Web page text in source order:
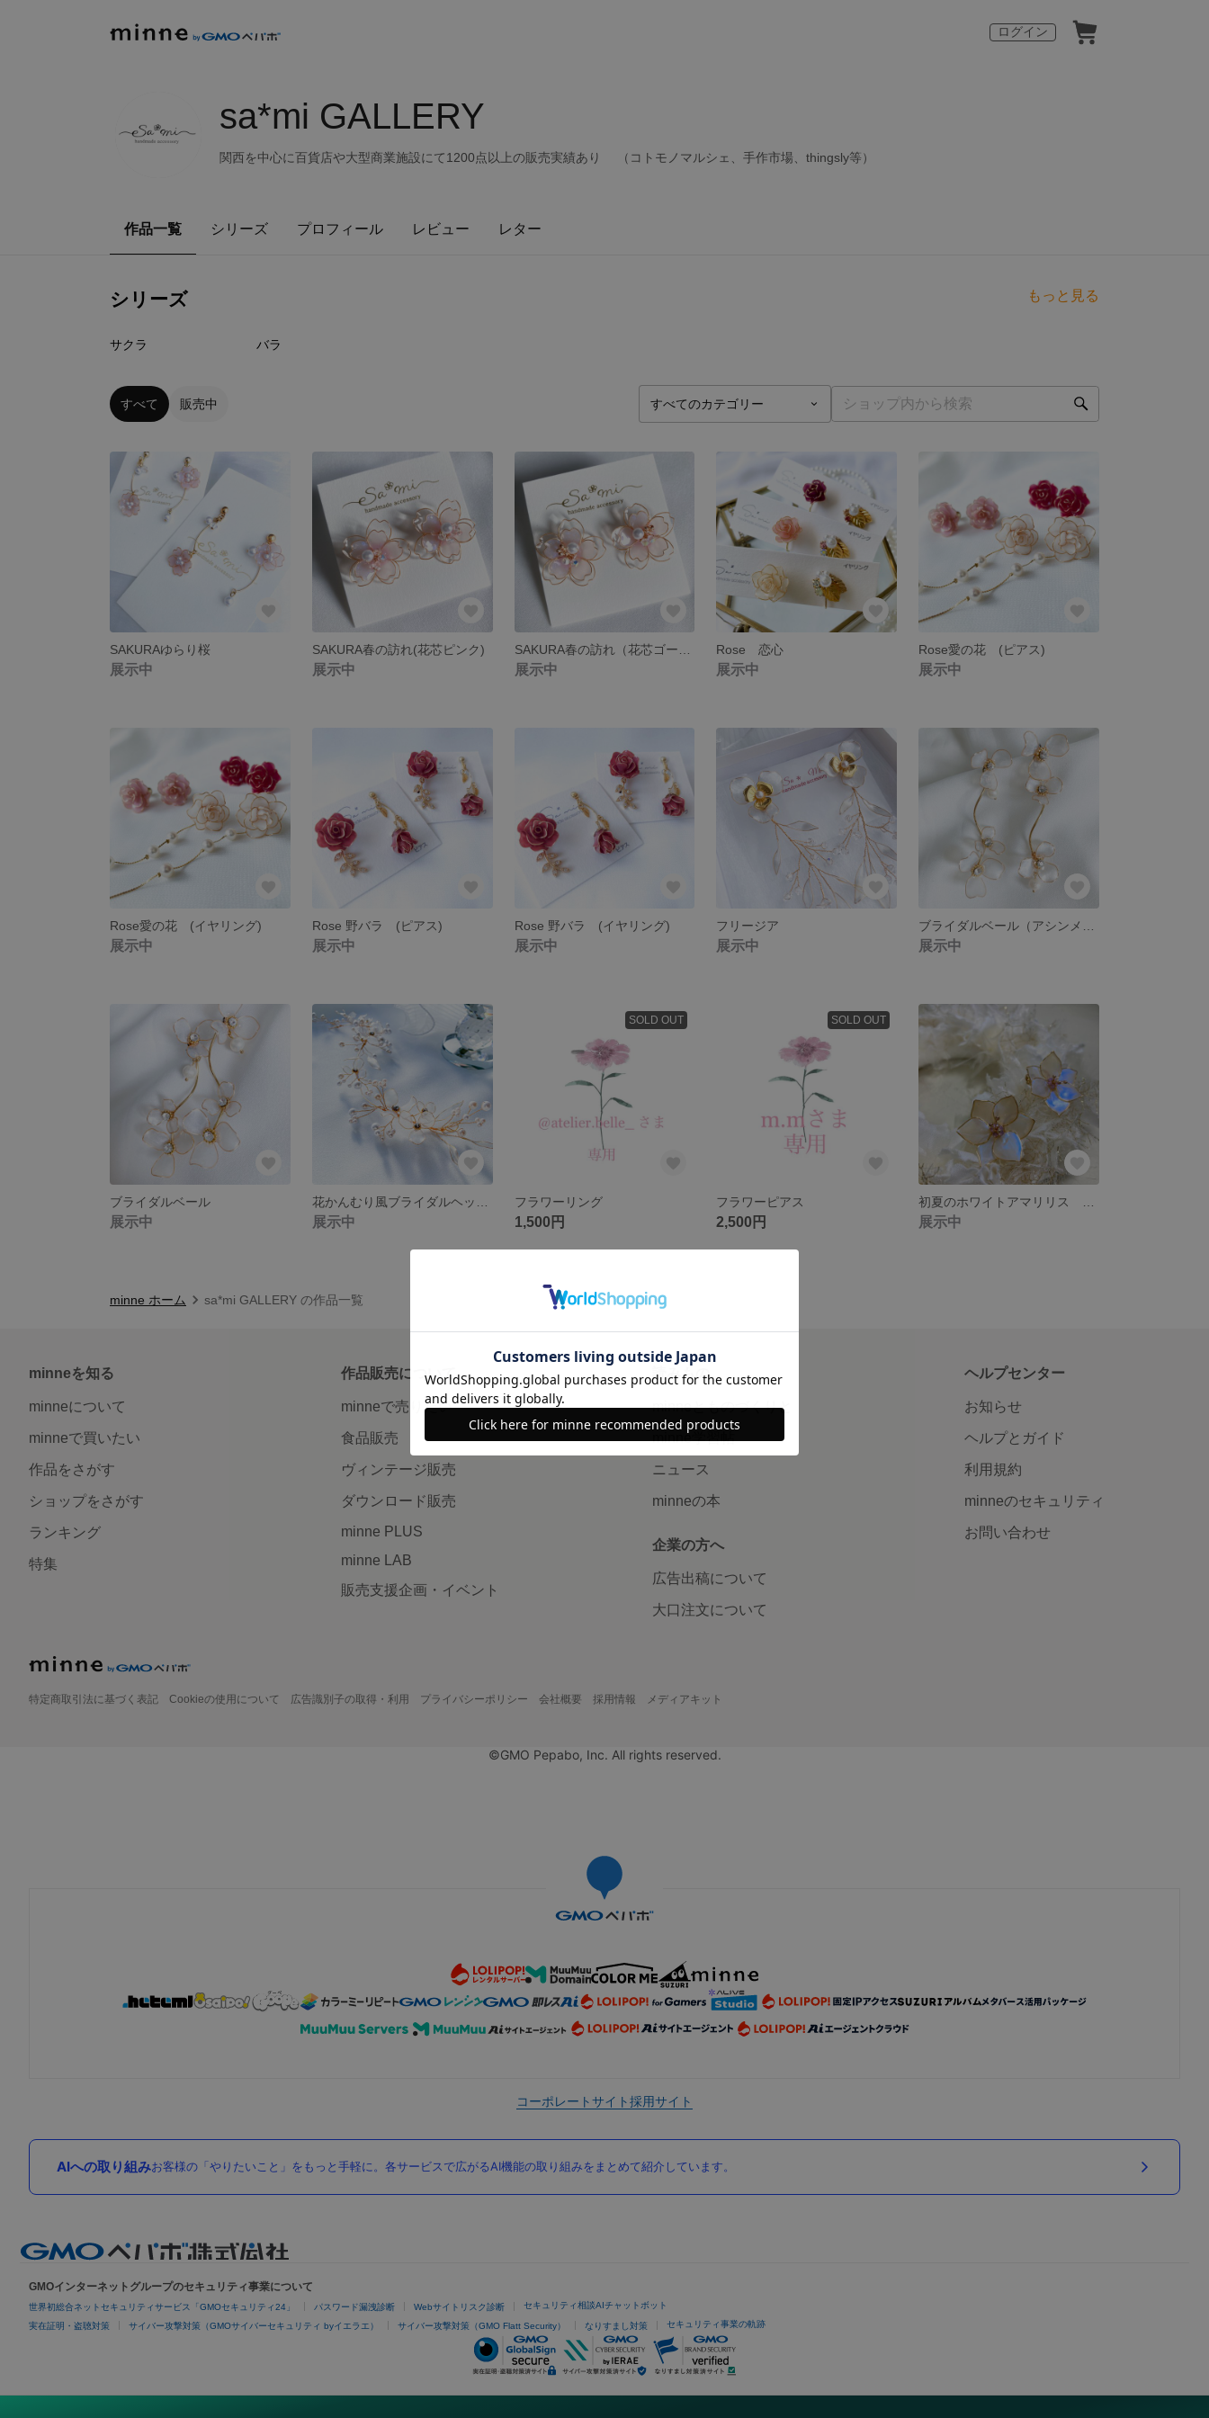
ログイン
sa*mi GALLERY
関西を中心に百貨店や大型商業施設にて1200点以上の販売実績あり （コトモノマルシェ、手作市場、thingsly等）
作品一覧 シリーズ プロフィール レビュー レター
シリーズ もっと見る
サクラ バラ
すべて 販売中
SAKURAゆらり桜
展示中
SAKURA春の訪れ(花芯ピンク)
展示中 展示中
Rose 恋心
展示中
Rose愛の花 (ピアス)
展示中
Rose愛の花 (イヤリング)
展示中
Rose 野バラ (ピアス)
展示中
Rose 野バラ (イヤリング)
展示中
フリージア
展示中 展示中
ブライダルベール
展示中 展示中
SOLD OUT
フラワーリング
1,500円
SOLD OUT
フラワーピアス
2,500円 展示中
minne ホーム sa*mi GALLERY の作品一覧
minneを知る
minneについて
minneで買いたい
作品をさがす
ショップをさがす
ランキング
特集
作品販売について
minneで売りたい
食品販売
ヴィンテージ販売
ダウンロード販売
minne PLUS
minne LAB
販売支援企画・イベント
読みもの
minneとものづくりと
minne学習帖
ニュース
minneの本
企業の方へ
広告出稿について
大口注文について
ヘルプセンター
お知らせ
ヘルプとガイド
利用規約
minneのセキュリティ
お問い合わせ
特定商取引法に基づく表記 Cookieの使用について 広告識別子の取得・利用 プライバシーポリシー 会社概要 採用情報 メディアキット
©GMO Pepabo, Inc. All rights reserved.
コーポレートサイト採用サイト
AIへの取り組みお客様の「やりたいこと」をもっと手軽に。各サービスで広がるAI機能の取り組みをまとめて紹介しています。
GMOインターネットグループのセキュリティ事業について
世界初総合ネットセキュリティサービス「GMOセキュリティ24」 パスワード漏洩診断 Webサイトリスク診断 セキュリティ相談AIチャットボット
実在証明・盗聴対策 サイバー攻撃対策（GMOサイバーセキュリティ byイエラエ） サイバー攻撃対策（GMO Flatt Security） なりすまし対策 セキュリティ事業の軌跡